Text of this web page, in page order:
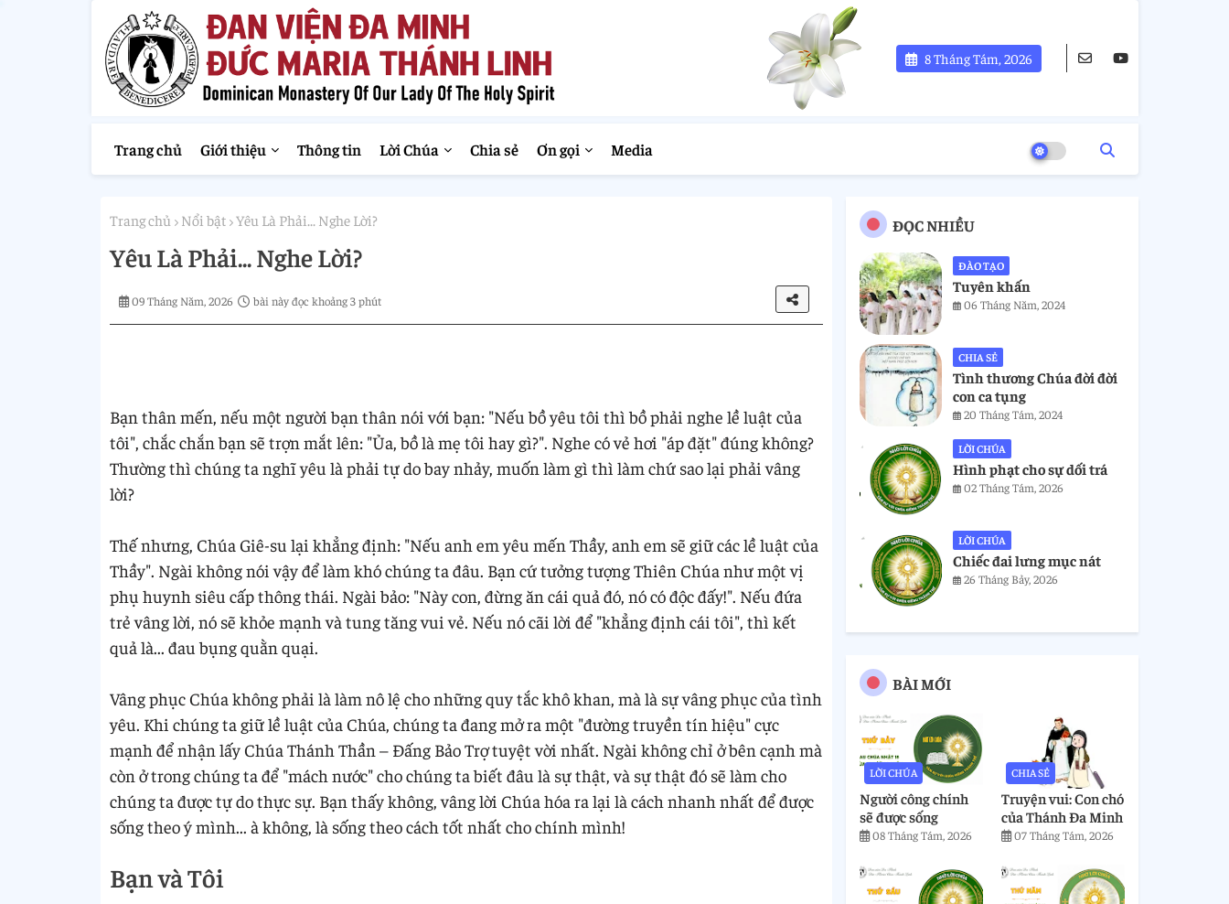
8 Tháng Tám, 2026
Trang chủ Giới thiệu Thông tin Lời Chúa Chia sẻ Ơn gọi Media
Trang chủ Nổi bật Yêu Là Phải... Nghe Lời?
Yêu Là Phải... Nghe Lời?
09 Tháng Năm, 2026 bài này đọc khoảng 3 phút
Bạn thân mến, nếu một người bạn thân nói với bạn: "Nếu bồ yêu tôi thì bồ phải nghe lề luật của
tôi", chắc chắn bạn sẽ trợn mắt lên: "Ủa, bồ là mẹ tôi hay gì?". Nghe có vẻ hơi "áp đặt" đúng không?
Thường thì chúng ta nghĩ yêu là phải tự do bay nhảy, muốn làm gì thì làm chứ sao lại phải vâng
lời?
Thế nhưng, Chúa Giê-su lại khẳng định: "Nếu anh em yêu mến Thầy, anh em sẽ giữ các lề luật của
Thầy". Ngài không nói vậy để làm khó chúng ta đâu. Bạn cứ tưởng tượng Thiên Chúa như một vị
phụ huynh siêu cấp thông thái. Ngài bảo: "Này con, đừng ăn cái quả đó, nó có độc đấy!". Nếu đứa
trẻ vâng lời, nó sẽ khỏe mạnh và tung tăng vui vẻ. Nếu nó cãi lời để "khẳng định cái tôi", thì kết
quả là... đau bụng quằn quại.
Vâng phục Chúa không phải là làm nô lệ cho những quy tắc khô khan, mà là sự vâng phục của tình
yêu. Khi chúng ta giữ lề luật của Chúa, chúng ta đang mở ra một "đường truyền tín hiệu" cực
mạnh để nhận lấy Chúa Thánh Thần – Đấng Bảo Trợ tuyệt vời nhất. Ngài không chỉ ở bên cạnh mà
còn ở trong chúng ta để "mách nước" cho chúng ta biết đâu là sự thật, và sự thật đó sẽ làm cho
chúng ta được tự do thực sự. Bạn thấy không, vâng lời Chúa hóa ra lại là cách nhanh nhất để được
sống theo ý mình... à không, là sống theo cách tốt nhất cho chính mình!
Bạn và Tôi
ĐỌC NHIỀU
ĐÀO TẠO
Tuyên khấn
06 Tháng Năm, 2024
CHIA SẺ
Tình thương Chúa đời đời
con ca tụng
20 Tháng Tám, 2024
LỜI CHÚA
Hình phạt cho sự dối trá
02 Tháng Tám, 2026
LỜI CHÚA
Chiếc đai lưng mục nát
26 Tháng Bảy, 2026
BÀI MỚI
LỜI CHÚA
Người công chính
sẽ được sống
08 Tháng Tám, 2026
CHIA SẺ
Truyện vui: Con chó
của Thánh Đa Minh
07 Tháng Tám, 2026